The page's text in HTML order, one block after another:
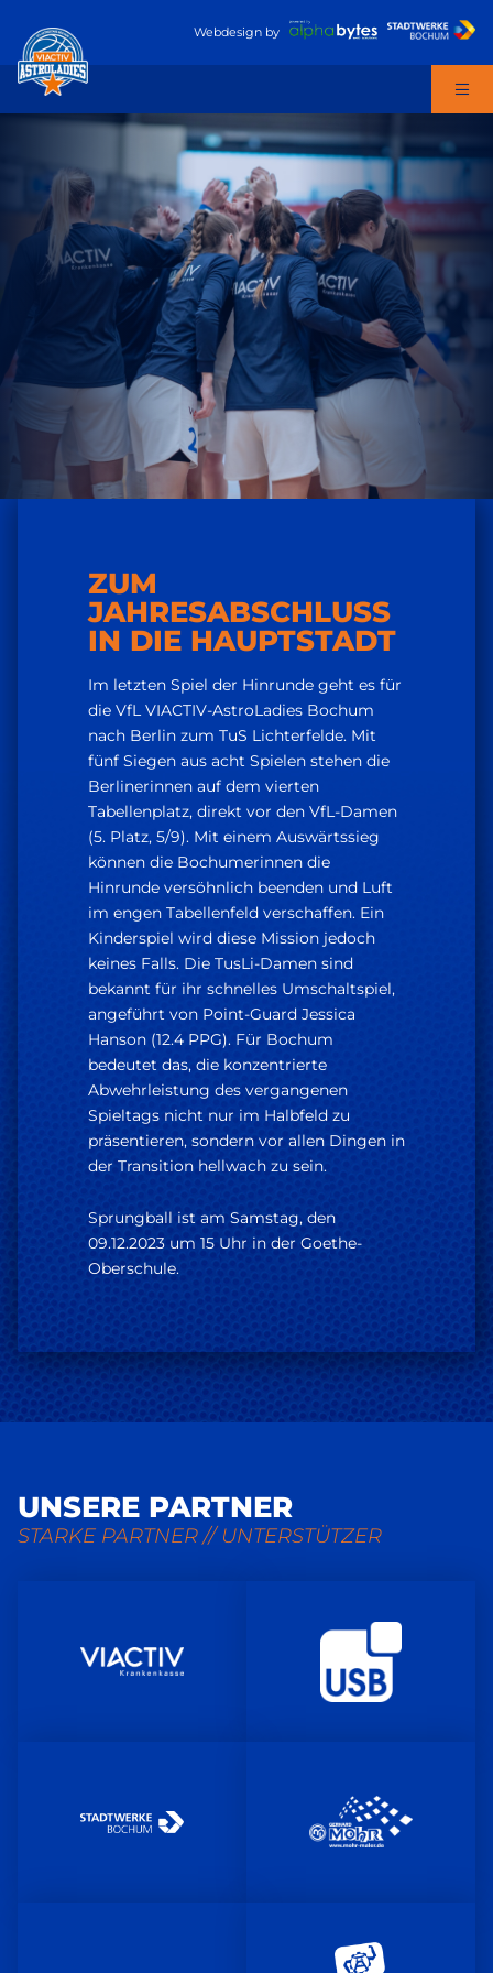
Webdesign by
ZUM
JAHRESABSCHLUSS
IN DIE HAUPTSTADT
Im letzten Spiel der Hinrunde geht es für
die VfL VIACTIV-AstroLadies Bochum
nach Berlin zum TuS Lichterfelde. Mit
fünf Siegen aus acht Spielen stehen die
Berlinerinnen auf dem vierten
Tabellenplatz, direkt vor den VfL-Damen
(5. Platz, 5/9). Mit einem Auswärtssieg
können die Bochumerinnen die
Hinrunde versöhnlich beenden und Luft
im engen Tabellenfeld verschaffen. Ein
Kinderspiel wird diese Mission jedoch
keines Falls. Die TusLi-Damen sind
bekannt für ihr schnelles Umschaltspiel,
angeführt von Point-Guard Jessica
Hanson (12.4 PPG). Für Bochum
bedeutet das, die konzentrierte
Abwehrleistung des vergangenen
Spieltags nicht nur im Halbfeld zu
präsentieren, sondern vor allen Dingen in
der Transition hellwach zu sein.
Sprungball ist am Samstag, den
09.12.2023 um 15 Uhr in der Goethe-
Oberschule.
UNSERE PARTNER
STARKE PARTNER // UNTERSTÜTZER